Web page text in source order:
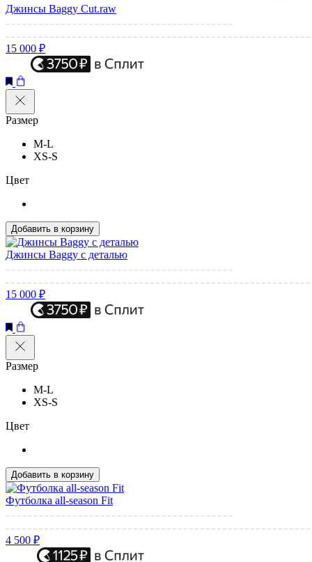
Джинсы Baggy Cut.raw
15 000 ₽
Размер
M-L
XS-S
Цвет
Добавить в корзину
Джинсы Baggy с деталью
15 000 ₽
Размер
M-L
XS-S
Цвет
Добавить в корзину
Футболка all-season Fit
4 500 ₽